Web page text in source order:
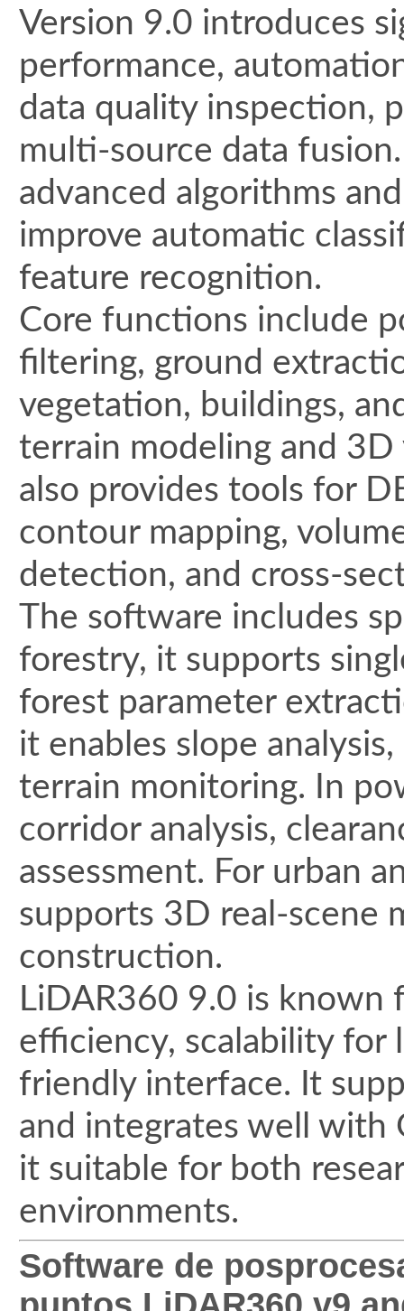
Version 9.0 introduces
performance,
data quality inspection,
multi-source data
advanced algorithms
improve automatic
feature recognition.
Core functions include
filtering, ground
vegetation, buildings,
terrain modeling and
also provides tools for
contour mapping,
detection, and cross-
The software includes
forestry, it supports
forest parameter
it enables slope
terrain monitoring. In
corridor analysis,
assessment. For urban
supports 3D real-scene
construction.
LiDAR360 9.0 is known
efficiency, scalability for
friendly interface. It
and integrates well with
it suitable for both
environments.
Software de